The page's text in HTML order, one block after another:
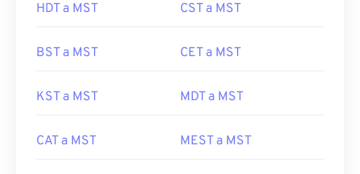
HDT a MST CST a MST
BST a MST CET a MST
KST a MST MDT a MST
CAT a MST MEST a MST